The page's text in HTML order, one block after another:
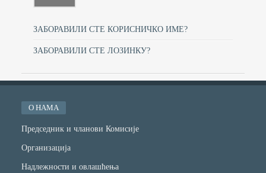
ЗАБОРАВИЛИ СТЕ КОРИСНИЧКО ИМЕ?
ЗАБОРАВИЛИ СТЕ ЛОЗИНКУ?
О НАМА
Председник и чланови Комисије
Организација
Надлежности и овлашћења